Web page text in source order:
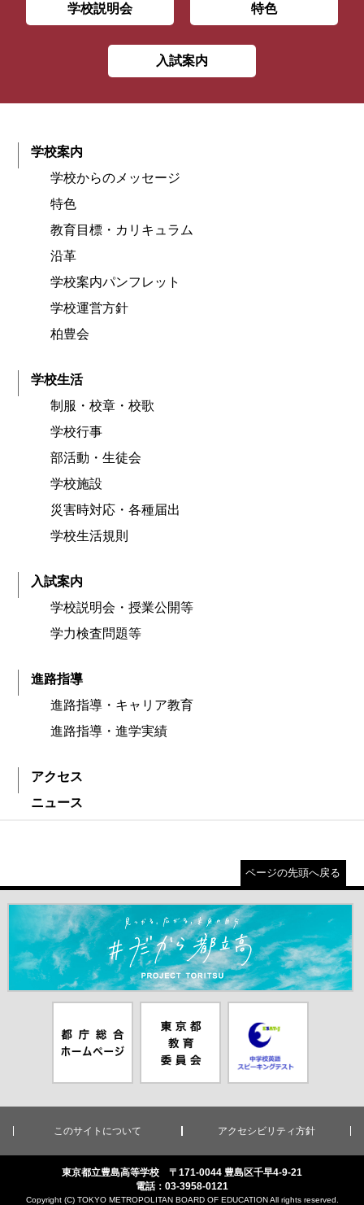
学校説明会 特色
入試案内
学校案内
学校からのメッセージ
特色
教育目標・カリキュラム
沿革
学校案内パンフレット
学校運営方針
柏豊会
学校生活
制服・校章・校歌
学校行事
部活動・生徒会
学校施設
災害時対応・各種届出
学校生活規則
入試案内
学校説明会・授業公開等
学力検査問題等
進路指導
進路指導・キャリア教育
進路指導・進学実績
アクセス
ニュース
ページの先頭へ戻る
＃だから都立高（別ウインドウが開きます）
ムページ（別
ウインドウが
員会（別ウイ
ンドウが開き
ピーキングテ
スト（別ウイ
ンドウが開き
このサイトについて アクセシビリティ方針
東京都立豊島高等学校 〒171-0044 豊島区千早4-9-21
電話：03-3958-0121
Copyright (C) TOKYO METROPOLITAN BOARD OF EDUCATION All rights reserved.